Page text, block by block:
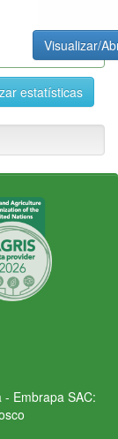
Visualizar/
estatísticas
- Embrapa SAC: